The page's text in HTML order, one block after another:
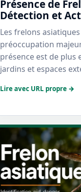
Présence de
Détection et
Les frelons
préoccupation
présence est de plus
jardins et espaces
Lire avec URL propre →